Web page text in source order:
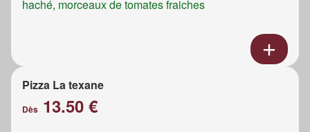
haché, morceaux de tomates fraiches
Pizza La texane
Dès 13.50 €